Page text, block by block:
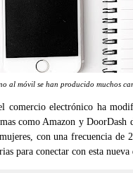
al móvil se han producido muchos
comercio electrónico ha
como Amazon y DoorDash
con una frecuencia de
para conectar con esta nueva